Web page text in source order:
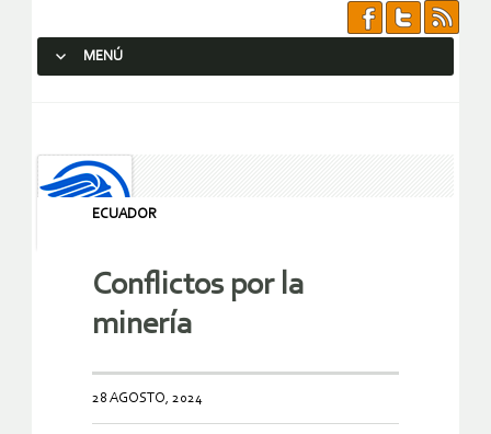
MENÚ
ECUADOR
Conflictos por la
minería
28 AGOSTO, 2024